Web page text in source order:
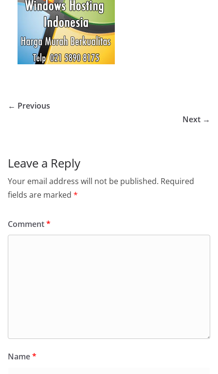
← Previous
Next →
Leave a Reply
Your email address will not be published. Required
fields are marked *
Comment*
Name*